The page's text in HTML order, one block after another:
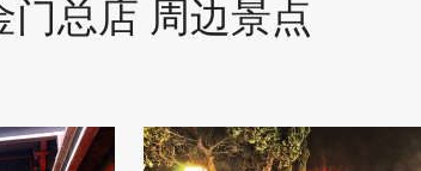
门总店 周边景点